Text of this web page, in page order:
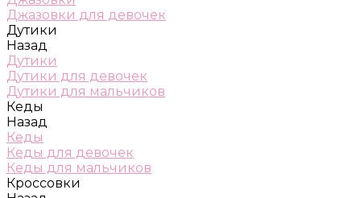
Джазовки для девочек
Дутики
Назад
Дутики
Дутики для девочек
Дутики для мальчиков
Кеды
Назад
Кеды
Кеды для девочек
Кеды для мальчиков
Кроссовки